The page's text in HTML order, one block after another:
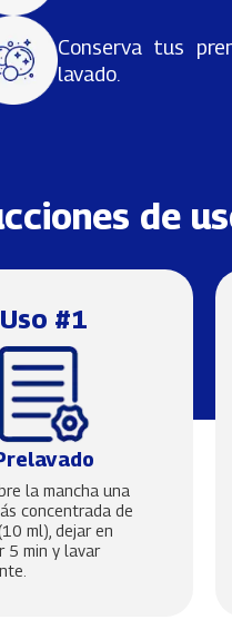
Conserva tus
lavado.
de
Uso #1
la mancha una
concentrada de
ml), dejar en
5 min y lavar